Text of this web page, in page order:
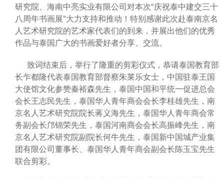
研究院、海南中亮实业有限公司对本次“庆祝泰中建交三十
八周年书画展”大力支持和推动！特别感谢此次赴泰南京名
人艺术研究院的艺术家代表们的到来，并展出他们的优秀
作品与泰国广大的书画爱好者分享、交流。
致词结束后，举行了隆重的剪彩仪式，恭请泰国教育部
长乍都隆代表泰国教育部督察朱莱乐女士，中国驻泰王国
大使馆文化参赞秦裕森先生，泰国中国和平统一促进总会
会长王志民先生，泰国华人青年商会会长李桂雄先生，南
京名人艺术研究院院长蒋义海先生，泰国华人青年商会常
务副会长邝锦荣先生，泰国河南商会会长高振峰先生，南
京名人艺术研究院副院长何牛先生，泰国新中国城产业集
团有限公司董事长、泰国华人青年商会副会长陈玉宝先生
联合剪彩。